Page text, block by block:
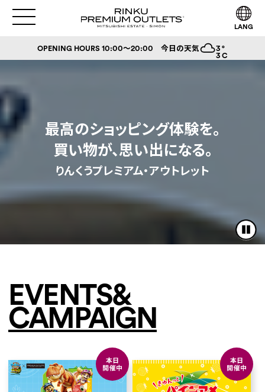
LANG
OPENING HOURS 10:00～20:00 今日の天気 3
3
°
C
最高のショッピング体験を。
買い物が、思い出になる。
りんくうプレミアム・アウトレット
EVENTS&
CAMPAIGN